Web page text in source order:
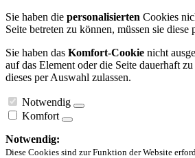
Sie haben die personalisierten Cookies
Seite betreten zu können, müssen sie diese
Sie haben das Komfort-Cookie nicht
auf das Element oder die Seite dauerhaft
dieses per Auswahl zulassen.
Notwendig
Komfort
Notwendig:
Diese Cookies sind zur Funktion der Website